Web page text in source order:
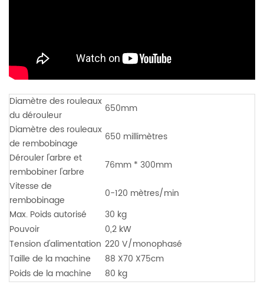
Diamètre des rouleaux
du dérouleur
650mm
Diamètre des rouleaux
de rembobinage
650 millimètres
Dérouler l'arbre et
rembobiner l'arbre
76mm * 300mm
Vitesse de
rembobinage
0-120 mètres/min
Max. Poids autorisé
30 kg
Pouvoir
0,2 kW
Tension d'alimentation 220 V/monophasé
Taille de la machine
88 X70 X75cm
Poids de la machine
80 kg